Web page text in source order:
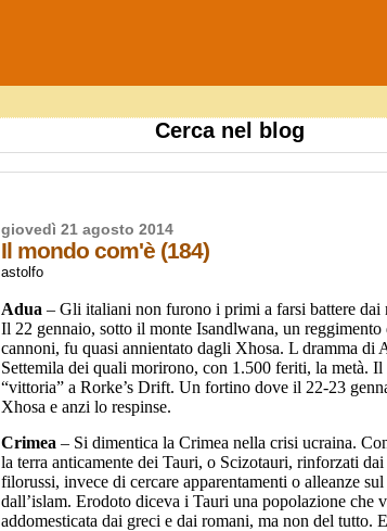
Cerca nel blog
giovedì 21 agosto 2014
Il mondo com'è (184)
astolfo
Adua– Gli italiani non furono i primi a farsi battere
Il 22 gennaio, sotto il monte Isandlwana, un
cannoni, fu quasi annientato dagli Xhosa. L dramma
Settemila dei quali morirono, con 1.500 feriti, la metà.
“vittoria” a Rorke’s Drift. Un fortino dove il 22-23
Xhosa e anzi lo respinse.
Crimea– Si dimentica la Crimea nella crisi ucraina.
la terra anticamente dei Tauri, o Scizotauri, rinforzati
filorussi, invece di cercare apparentamenti o alleanze
dall’islam. Erodoto diceva i Tauri una popolazione che
addomesticata dai greci e dai romani, ma non del tutto.